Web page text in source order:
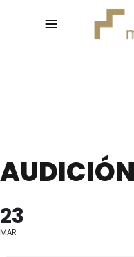
23
MAR